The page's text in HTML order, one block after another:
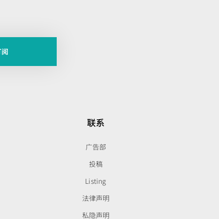
联系
广告部
投稿
Listing
法律声明
私隐声明